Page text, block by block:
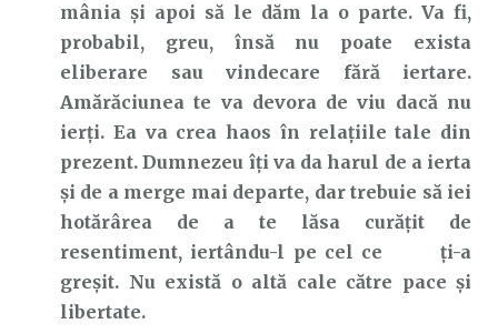
mânia și apoi să le dăm la o parte. Va fi,
probabil, greu, însă nu poate exista
eliberare sau vindecare fără iertare.
Amărăciunea te va devora de viu dacă nu
ierți. Ea va crea haos în relațiile tale din
prezent. Dumnezeu îți va da harul de a ierta
și de a merge mai departe, dar trebuie să iei
hotărârea de a te lăsa curățit de
resentiment, iertându-l pe cel ce ți-a
greșit. Nu există o altă cale către pace și
libertate.